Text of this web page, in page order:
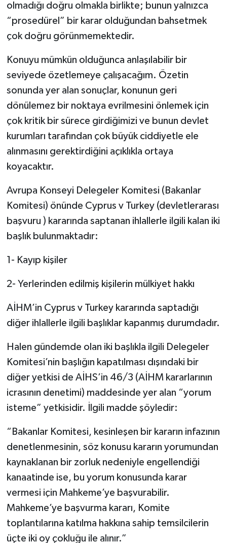
olmadığı doğru olmakla birlikte; bunun yalnızca
“prosedürel” bir karar olduğundan bahsetmek
çok doğru görünmemektedir.
Konuyu mümkün olduğunca anlaşılabilir bir
seviyede özetlemeye çalışacağım. Özetin
sonunda yer alan sonuçlar, konunun geri
dönülemez bir noktaya evrilmesini önlemek için
çok kritik bir sürece girdiğimizi ve bunun devlet
kurumları tarafından çok büyük ciddiyetle ele
alınmasını gerektirdiğini açıklıkla ortaya
koyacaktır.
Avrupa Konseyi Delegeler Komitesi (Bakanlar
Komitesi) önünde Cyprus v Turkey (devletlerarası
başvuru ) kararında saptanan ihlallerle ilgili kalan iki
başlık bulunmaktadır:
1- Kayıp kişiler
2- Yerlerinden edilmiş kişilerin mülkiyet hakkı
AİHM’in Cyprus v Turkey kararında saptadığı
diğer ihlallerle ilgili başlıklar kapanmış durumdadır.
Halen gündemde olan iki başlıkla ilgili Delegeler
Komitesi’nin başlığın kapatılması dışındaki bir
diğer yetkisi de AİHS’in 46/3 (AİHM kararlarının
icrasının denetimi) maddesinde yer alan “yorum
isteme” yetkisidir. İlgili madde şöyledir:
“Bakanlar Komitesi, kesinleşen bir kararın infazının
denetlenmesinin, söz konusu kararın yorumundan
kaynaklanan bir zorluk nedeniyle engellendiği
kanaatinde ise, bu yorum konusunda karar
vermesi için Mahkeme’ye başvurabilir.
Mahkeme’ye başvurma kararı, Komite
toplantılarına katılma hakkına sahip temsilcilerin
üçte iki oy çokluğu ile alınır.”